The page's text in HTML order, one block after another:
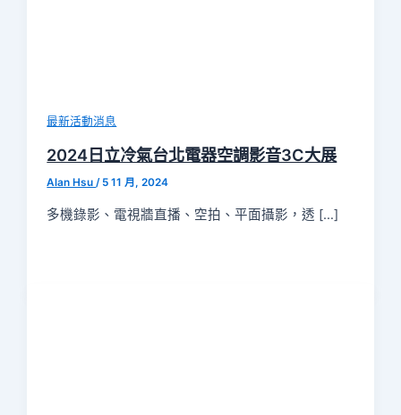
最新活動消息
2024日立冷氣台北電器空調影音3C大展
Alan Hsu/ 5 11 月, 2024
多機錄影、電視牆直播、空拍、平面攝影，透 […]